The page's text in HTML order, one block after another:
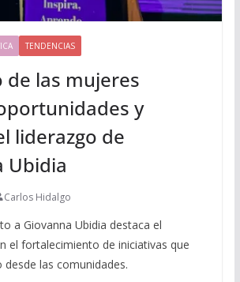
TENDENCIAS
de las mujeres
y
liderazgo de
Ubidia
Carlos Hidalgo
a Giovanna Ubidia destaca el
el fortalecimiento de iniciativas que
desde las comunidades.